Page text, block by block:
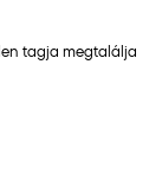
tagja megtalálja